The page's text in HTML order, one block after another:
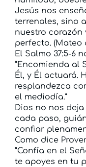
Jesús nos
terrenales, sino
nuestro corazón
perfecto. (Mateo
El Salmo 37:5-6
“Encomienda al
Él, y Él actuará.
resplandezca
el mediodía.”
Dios no nos
cada paso,
confiar
Como dice
“Confía en el
te apoyes en tu